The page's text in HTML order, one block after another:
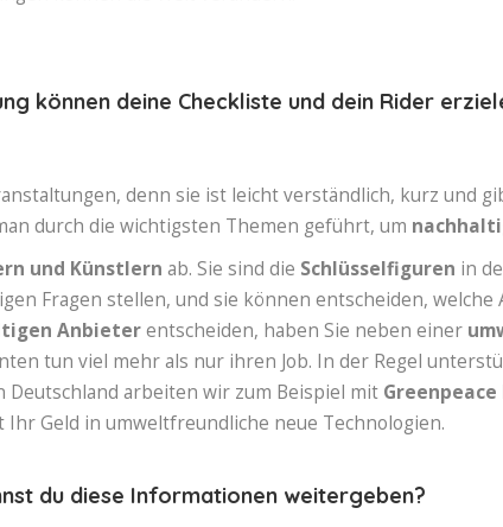
können deine Checkliste und dein Rider
denn sie ist leicht verständlich, kurz und
durch die wichtigsten Themen geführt, um
und Künstlern ab. Sie sind die Schlüsselfiguren in
Fragen stellen, und sie können entscheiden,
Anbieterentscheiden, haben Sie neben einer
tun viel mehr als nur ihren Job. In der Regel
arbeiten wir zum Beispiel mit Greenpeace
Geld in umweltfreundliche neue Technologien.
du diese Informationen weitergeben?